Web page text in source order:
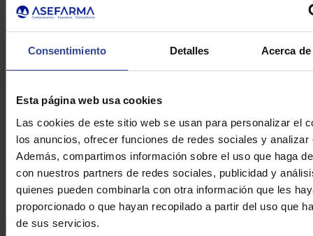
Consentimiento Detalles Acerca
Esta página web usa cookies
Las cookies de este sitio web se usan para personalizar el
los anuncios, ofrecer funciones de redes sociales y analizar
Además, compartimos información sobre el uso que haga
con nuestros partners de redes sociales, publicidad y
quienes pueden combinarla con otra información que les
proporcionado o que hayan recopilado a partir del uso que
de sus servicios.
27 de enero de 2015
Formulario de contacto
DE ASEFARMA
Nombre:*